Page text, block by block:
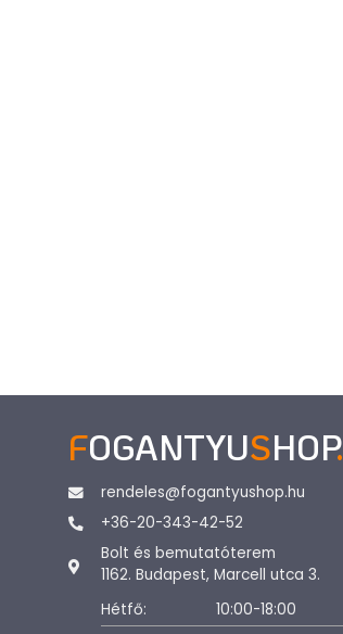
FOGANTYUSHOP.
rendeles@fogantyushop.hu
+36-20-343-42-52
Bolt és bemutatóterem
1162. Budapest, Marcell utca 3.
Hétfő:
10:00-18:00